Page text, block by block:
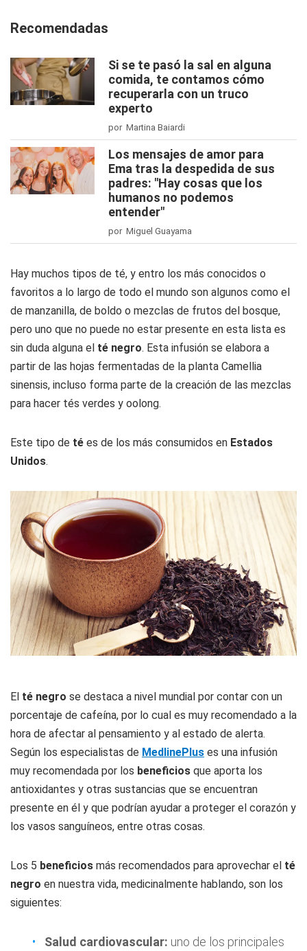
Recomendadas
Si se te pasó la sal en alguna
comida, te contamos cómo
recuperarla con un truco
experto
por Martina Baiardi
Los mensajes de amor para
Ema tras la despedida de sus
padres: "Hay cosas que los
humanos no podemos
entender"
por Miguel Guayama
Hay muchos tipos de té, y entro los más conocidos o
favoritos a lo largo de todo el mundo son algunos como el
de manzanilla, de boldo o mezclas de frutos del bosque,
pero uno que no puede no estar presente en esta lista es
sin duda alguna el té negro. Esta infusión se elabora a
partir de las hojas fermentadas de la planta Camellia
sinensis, incluso forma parte de la creación de las mezclas
para hacer tés verdes y oolong.
Este tipo de té es de los más consumidos en Estados
Unidos.
El té negro se destaca a nivel mundial por contar con un
porcentaje de cafeína, por lo cual es muy recomendado a la
hora de afectar al pensamiento y al estado de alerta.
Según los especialistas de MedlinePlus es una infusión
muy recomendada por los beneficios que aporta los
antioxidantes y otras sustancias que se encuentran
presente en él y que podrían ayudar a proteger el corazón y
los vasos sanguíneos, entre otras cosas.
Los 5 beneficios más recomendados para aprovechar el té
negro en nuestra vida, medicinalmente hablando, son los
siguientes:
Salud cardiovascular: uno de los principales